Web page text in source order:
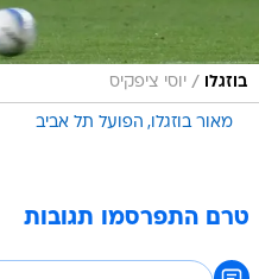
בוזגלו / יוסי ציפקיס
מאור בוזגלו הפועל תל אביב
טרם התפרסמו תגובות